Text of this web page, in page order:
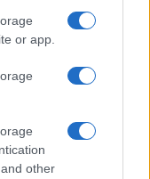
or app.
other